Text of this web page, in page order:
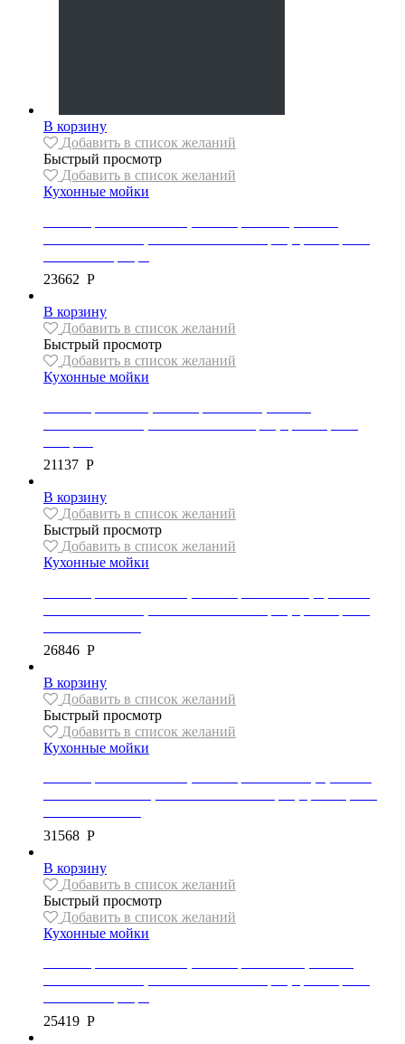
В корзину
Добавить в список желаний
Быстрый просмотр
Добавить в список желаний
Кухонные мойки
23662 Р
В корзину
Добавить в список желаний
Быстрый просмотр
Добавить в список желаний
Кухонные мойки
21137 Р
В корзину
Добавить в список желаний
Быстрый просмотр
Добавить в список желаний
Кухонные мойки
26846 Р
В корзину
Добавить в список желаний
Быстрый просмотр
Добавить в список желаний
Кухонные мойки
31568 Р
В корзину
Добавить в список желаний
Быстрый просмотр
Добавить в список желаний
Кухонные мойки
25419 Р